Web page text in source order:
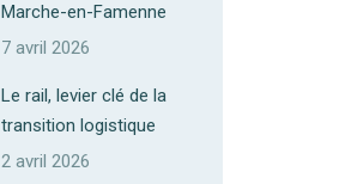
Marche-en-Famenne
7 avril 2026
Le rail, levier clé de la
transition logistique
2 avril 2026